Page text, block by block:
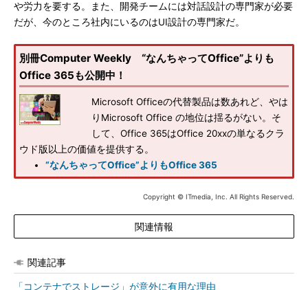
や労力を要する。また、開発チームには対話設計の専門家が必要
だが、今のところ社内にいるのはUI設計の専門家だ。
別冊Computer Weekly “なんちゃってOffice”よりも
Office 365も公開中！
Microsoft Officeの代替製品は数あれど、やは
りMicrosoft Office の地位は揺るがない。そ
して、Office 365はOffice 20xxの単なるクラ
ウド版以上の価値を提供する。
“なんちゃってOffice”よりもOffice 365
Copyright © ITmedia, Inc. All Rights Reserved.
関連情報
関連記事
「コンテナでストレージ」が意外に有用な理由